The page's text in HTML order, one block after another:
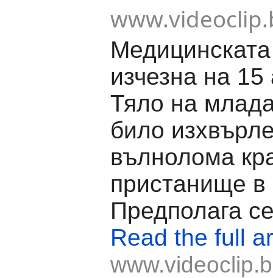
изчезна на
Тяло на
било
вълнолома
пристанище в
Предполага
Read the full